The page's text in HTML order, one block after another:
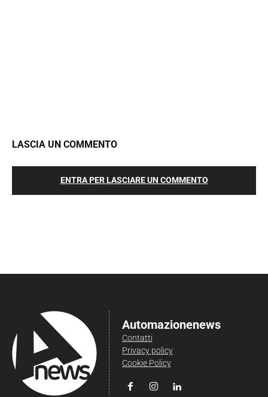
LASCIA UN COMMENTO
ENTRA PER LASCIARE UN COMMENTO
Automazionenews
Contatti
Privacy policy
Cookie Policy